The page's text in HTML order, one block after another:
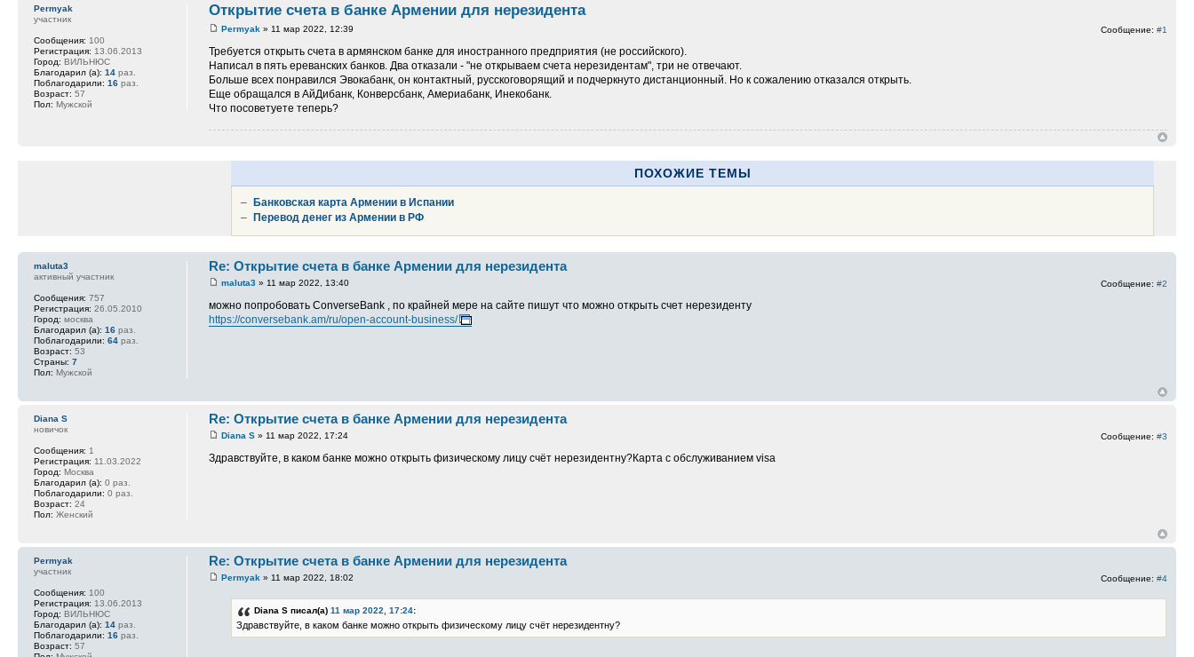
Открытие счета в банке Армении для нерезидента
Сообщение: #1
Permyak » 11 мар 2022, 12:39
Требуется открыть счета в армянском банке для иностранного предприятия (не российского).
Написал в пять ереванских банков. Два отказали - "не открываем счета нерезидентам", три не отвечают.
Больше всех понравился Эвокабанк, он контактный, русскоговорящий и подчеркнуто дистанционный. Но к сожалению отказался открыть.
Еще обращался в АйДибанк, Конверсбанк, Америабанк, Инекобанк.
Что посоветуете теперь?
Permyak
участник
Сообщения: 100
Регистрация: 13.06.2013
Город: ВИЛЬНЮС
Благодарил (а): 14 раз.
Поблагодарили: 16 раз.
Возраст: 57
Пол: Мужской
ПОХОЖИЕ ТЕМЫ
– Банковская карта Армении в Испании
– Перевод денег из Армении в РФ
Re: Открытие счета в банке Армении для нерезидента
Сообщение: #2
maluta3 » 11 мар 2022, 13:40
можно попробовать ConverseBank , по крайней мере на сайте пишут что можно открыть счет нерезиденту
https://conversebank.am/ru/open-account-business/
maluta3
активный участник
Сообщения: 757
Регистрация: 26.05.2010
Город: москва
Благодарил (а): 16 раз.
Поблагодарили: 64 раз.
Возраст: 53
Страны: 7
Пол: Мужской
Re: Открытие счета в банке Армении для нерезидента
Сообщение: #3
Diana S » 11 мар 2022, 17:24
Здравствуйте, в каком банке можно открыть физическому лицу счёт нерезидентну?Карта с обслуживанием visa
Diana S
новичок
Сообщения: 1
Регистрация: 11.03.2022
Город: Москва
Благодарил (а): 0 раз.
Поблагодарили: 0 раз.
Возраст: 24
Пол: Женский
Re: Открытие счета в банке Армении для нерезидента
Сообщение: #4
Permyak » 11 мар 2022, 18:02
Diana S писал(а)11 мар 2022, 17:24:
Здравствуйте, в каком банке можно открыть физическому лицу счёт нерезидентну?
Permyak
участник
Сообщения: 100
Регистрация: 13.06.2013
Город: ВИЛЬНЮС
Благодарил (а): 14 раз.
Поблагодарили: 16 раз.
Возраст: 57